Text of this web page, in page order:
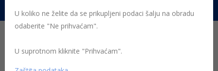
U koliko ne želite da se prikupljeni podaci šalju na obradu
odaberite "Ne prihvaćam".
U suprotnom kliknite "Prihvaćam".